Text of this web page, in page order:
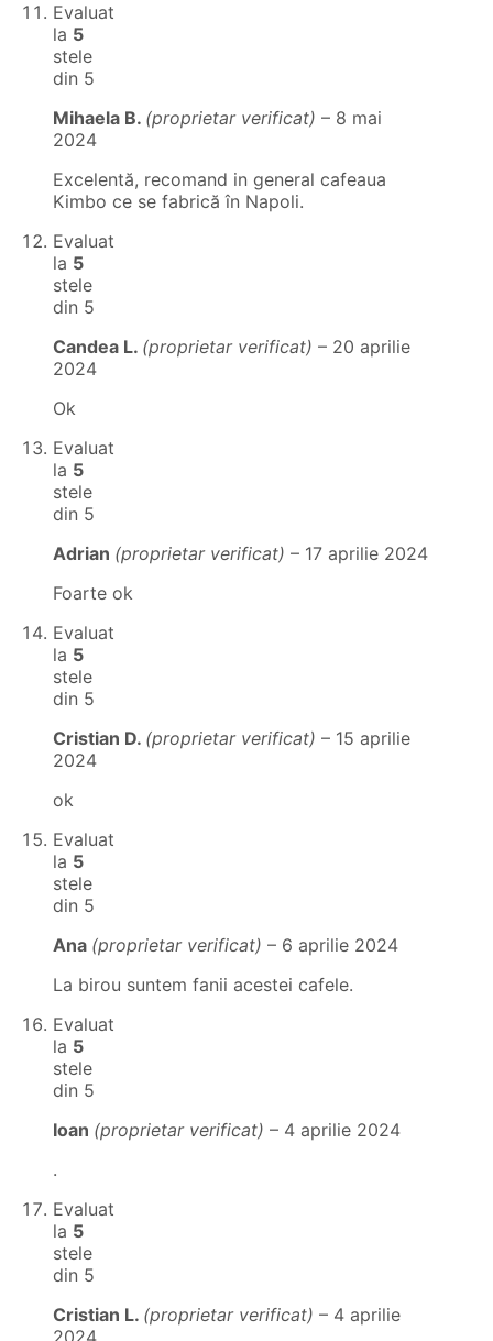
Evaluat
la 5
stele
din 5
Mihaela B. (proprietar verificat) – 8 mai
2024
Excelentă, recomand in general cafeaua
Kimbo ce se fabrică în Napoli.
Evaluat
la 5
stele
din 5
Candea L. (proprietar verificat) – 20 aprilie
2024
Ok
Evaluat
la 5
stele
din 5
Adrian (proprietar verificat) – 17 aprilie 2024
Foarte ok
Evaluat
la 5
stele
din 5
Cristian D. (proprietar verificat) – 15 aprilie
2024
ok
Evaluat
la 5
stele
din 5
Ana (proprietar verificat) – 6 aprilie 2024
La birou suntem fanii acestei cafele.
Evaluat
la 5
stele
din 5
Ioan (proprietar verificat) – 4 aprilie 2024
.
Evaluat
la 5
stele
din 5
Cristian L. (proprietar verificat) – 4 aprilie